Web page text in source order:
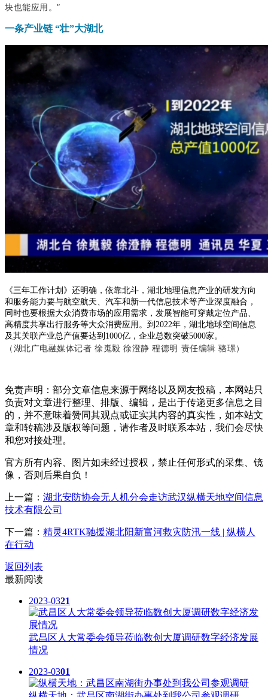
块也能应用。”
一条产业链 “壮”大湖北
《三年工作计划》还明确，依靠北斗，湖北地理信息产业的研发方向
和服务能力要与航空航天、汽车和新一代信息技术等产业深度融合，
同时也要根据大众消费市场的应用需求，发展智能可穿戴定位产品、
高精度共享出行服务等大众消费应用。到2022年，湖北地球空间信息
及其关联产业总产值要达到1000亿，企业总数突破5000家。
（湖北广电融媒体记者 徐嵬毅 徐澄静 程德明 责任编辑 骆璟）
免责声明：部分文章信息来源于网络以及网友投稿，本网站只
负责对文章进行整理、排版、编辑，是出于传递更多信息之目
的，并不意味着赞同其观点或证实其内容的真实性，如本站文
章和转稿涉及版权等问题，请作者及时联系本站，我们会尽快
和您对接处理。
官方所有内容、图片如未经过授权，禁止任何形式的采集、镜
像，否则后果自负！
上一篇： 湖北安防协会无人机分会走访武汉纵横天地空间信息
技术有限公司
下一篇： 精灵4RTK驰援湖北阳新富河救灾防汛一线 | 纵横人
在行动
返回列表
最新阅读
2023-0321
武昌区人大常委会领导莅临数创大厦调研数字经济发展
情况
2023-0301